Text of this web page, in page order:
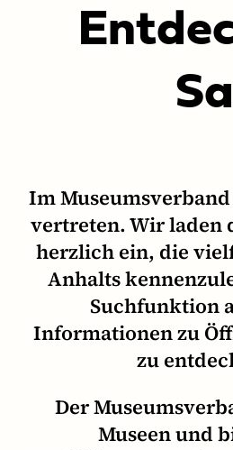
Im Museumsverband
vertreten. Wir laden
herzlich ein, die
Anhalts
Suchfunktion
Informationen zu
zu
Der
Museen und